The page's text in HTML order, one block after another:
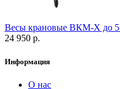
Весы крановые ВКМ-X до 5
24 950 р.
Информация
О нас